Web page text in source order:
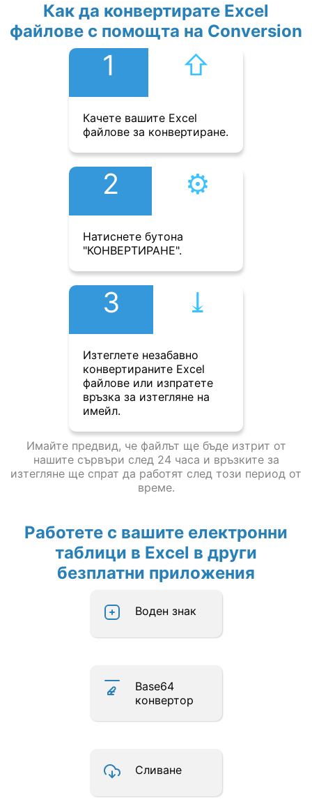
Как да конвертирате Excel
файлове с помощта на Conversion
1 ⇧︎
Качете вашите Excel
файлове за конвертиране.
2 ⚙︎
Натиснете бутона
"КОНВЕРТИРАНЕ".
3 ⤓︎
Изтеглете незабавно
конвертираните Excel
файлове или изпратете
връзка за изтегляне на
имейл.
Имайте предвид, че файлът ще бъде изтрит от
нашите сървъри след 24 часа и връзките за
изтегляне ще спрат да работят след този период от
време.
Работете с вашите електронни
таблици в Excel в други
безплатни приложения
Воден знак
Base64
конвертор
Сливане